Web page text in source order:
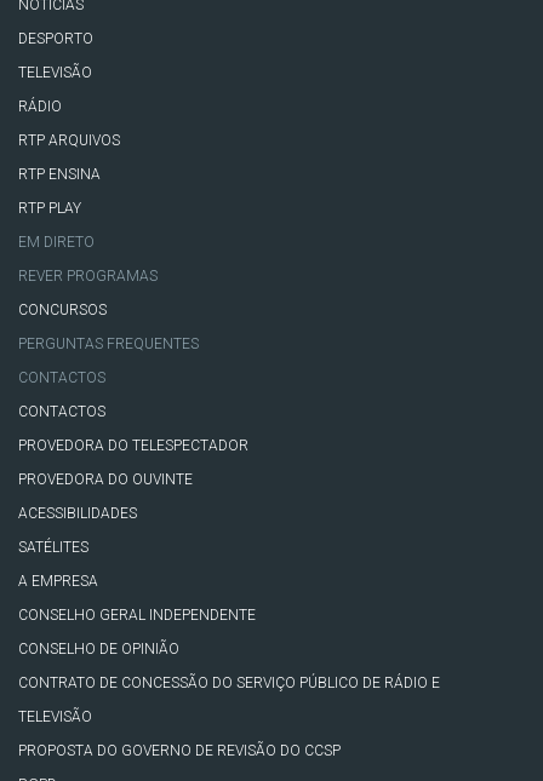
NOTÍCIAS
DESPORTO
TELEVISÃO
RÁDIO
RTP ARQUIVOS
RTP ENSINA
RTP PLAY
EM DIRETO
REVER PROGRAMAS
CONCURSOS
PERGUNTAS FREQUENTES
CONTACTOS
CONTACTOS
PROVEDORA DO TELESPECTADOR
PROVEDORA DO OUVINTE
ACESSIBILIDADES
SATÉLITES
A EMPRESA
CONSELHO GERAL INDEPENDENTE
CONSELHO DE OPINIÃO
CONTRATO DE CONCESSÃO DO SERVIÇO PÚBLICO DE RÁDIO E
TELEVISÃO
PROPOSTA DO GOVERNO DE REVISÃO DO CCSP